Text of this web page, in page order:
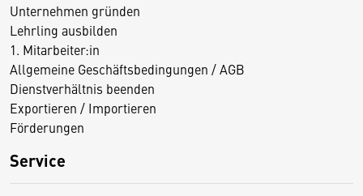
Unternehmen gründen
Lehrling ausbilden
1. Mitarbeiter:in
Allgemeine Geschäftsbedingungen / AGB
Dienstverhältnis beenden
Exportieren / Importieren
Förderungen
Service